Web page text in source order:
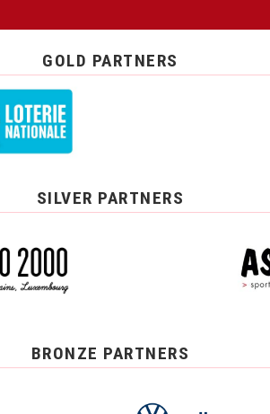
GOLD PARTNERS
SILVER PARTNERS
BRONZE PARTNERS